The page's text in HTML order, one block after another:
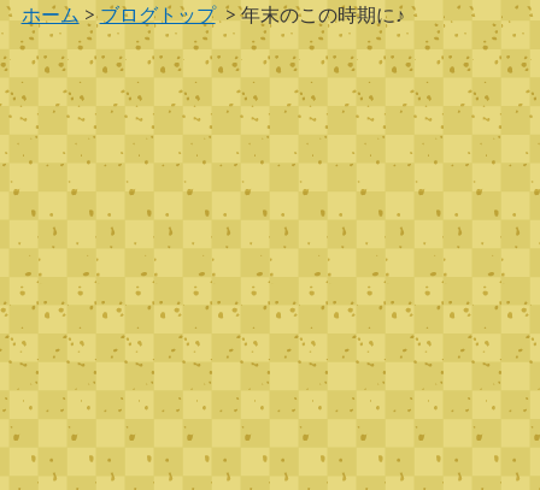
ホーム >ブログトップ> 年末のこの時期に♪